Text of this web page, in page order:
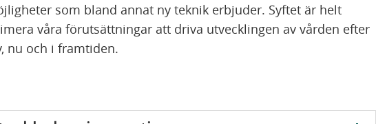
som bland annat ny teknik erbjuder. Syftet är helt
våra förutsättningar att driva utvecklingen av vården efter
nu och i framtiden.